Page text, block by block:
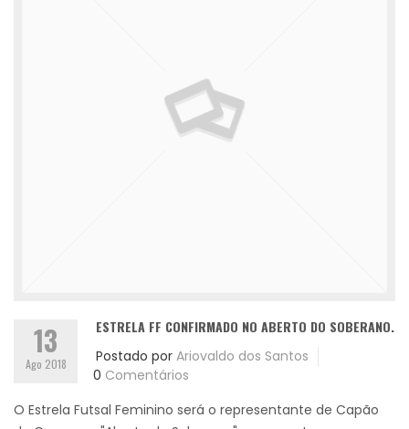
13
Ago 2018
ESTRELA FF CONFIRMADO NO ABERTO DO SOBERANO.
Postado por Ariovaldo dos Santos
0 Comentários
O Estrela Futsal Feminino será o representante de Capão